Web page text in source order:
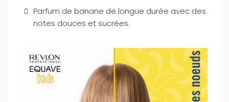
Parfum de banane de longue durée avec des
notes douces et sucrées.